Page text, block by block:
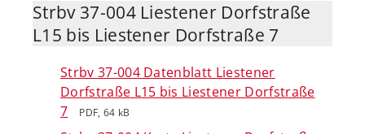
Strbv 37-004 Liestener Dorfstraße
L15 bis Liestener Dorfstraße 7
Strbv 37-004 Datenblatt Liestener
Dorfstraße L15 bis Liestener Dorfstraße
7
PDF, 64 kB